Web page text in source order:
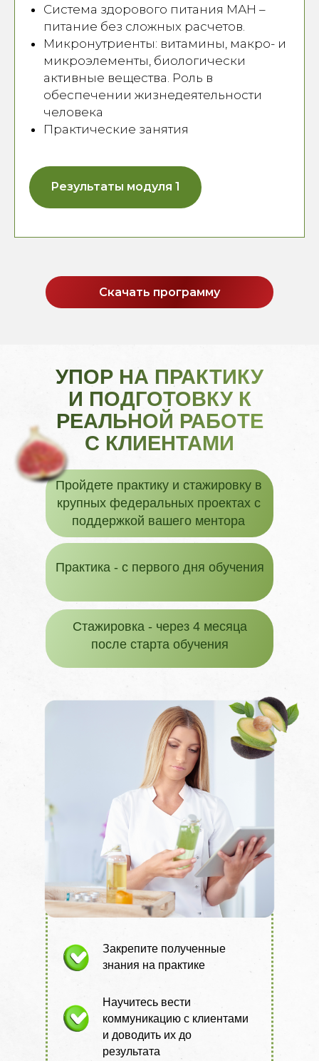
Система здорового питания МАН –
питание без сложных расчетов.
Микронутриенты: витамины, макро- и
микроэлементы, биологически
активные вещества. Роль в
обеспечении жизнедеятельности
человека
Практические занятия
Результаты модуля 1
Скачать программу
Закрепите полученные
знания на практике
Научитесь вести
коммуникацию с клиентами
и доводить их до
результата
УПОР НА ПРАКТИКУ
И ПОДГОТОВКУ К
РЕАЛЬНОЙ РАБОТЕ
С КЛИЕНТАМИ
Пройдете практику и стажировку в
крупных федеральных проектах с
поддержкой вашего ментора
Стажировка - через 4 месяца
после старта обучения
Практика - с первого дня обучения